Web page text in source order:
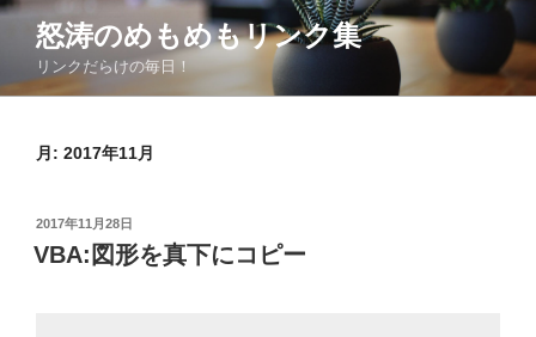
コ
ン
怒涛のめもめもリンク集
リンクだらけの毎日！
月: 2017年11月
投
稿
日:
2017年11月28日
VBA:図形を真下にコピー